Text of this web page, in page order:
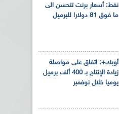
نفط: أسعار برنت تتحسن الى
ما فوق 81 دولارا للبرميل
أوبك+: اتفاق على مواصلة
زيادة الإنتاج بـ 400 ألف برميل
يوميا خلال نوفمبر